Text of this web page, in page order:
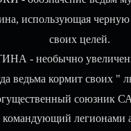
использующая черную
своих целей.
необычно
ведьма кормит своих "
союзник
легионами